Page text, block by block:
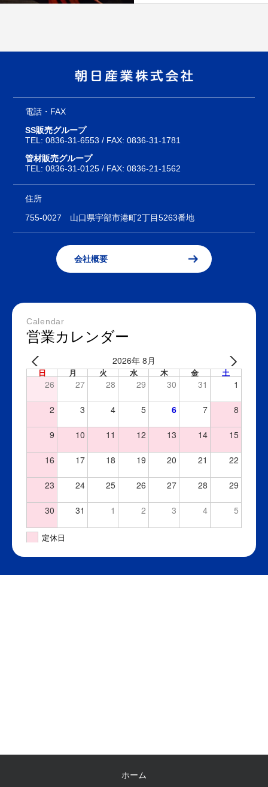
電話・FAX
SS販売グループ
TEL:0836-31-6553 / FAX: 0836-31-1781
管材販売グループ
TEL:0836-31-0125 / FAX: 0836-21-1562
住所
755-0027 山口県宇部市港町2丁目5263番地
会社概要
Calendar
営業カレンダー
2026年 8月
日 月 火 水 木 金 土
26 27 28 29 30 31 1
2 3 4 5 6 7 8
9 10 11 12 13 14 15
16 17 18 19 20 21 22
23 24 25 26 27 28 29
30 31 1 2 3 4 5
定休日
ホーム